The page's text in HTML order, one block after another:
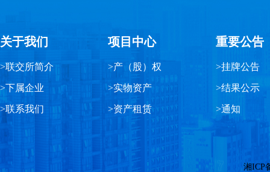
关于我们
>联交所简介
>下属企业
>联系我们
项目中心
>产（股）权
>实物资产
>资产租赁
重要公告
>挂牌公告
>结果公示
>通知
湘ICP